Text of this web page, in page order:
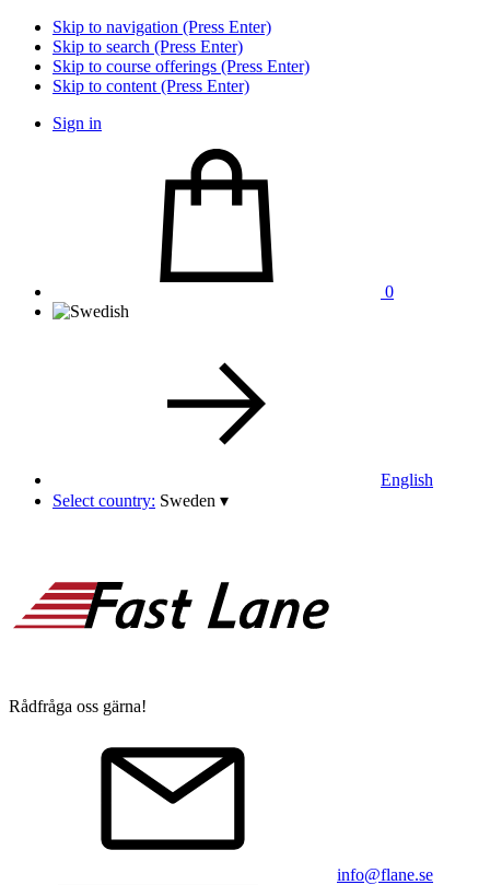
Skip to navigation (Press Enter)
Skip to search (Press Enter)
Skip to course offerings (Press Enter)
Skip to content (Press Enter)
Sign in
0
English
Select country: Sweden ▾
Rådfråga oss gärna!
info@flane.se